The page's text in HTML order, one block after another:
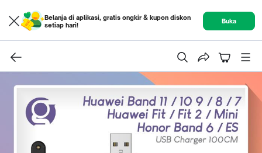
Belanja di aplikasi, gratis ongkir & kupon diskon
setiap hari!
Buka